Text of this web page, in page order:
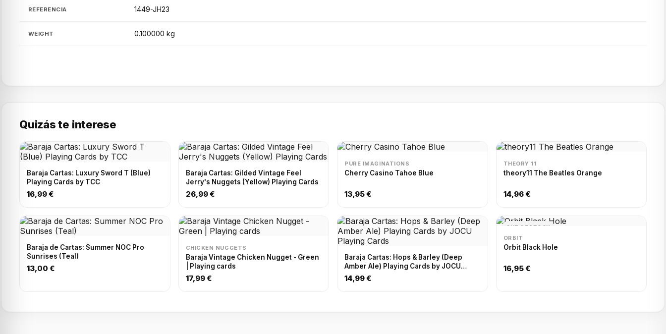
REFERENCIA 1449-JH23
WEIGHT 0.100000 kg
Quizás te interese
Baraja Cartas: Luxury Sword T (Blue)
Playing Cards by TCC
16,99 €
Baraja Cartas: Gilded Vintage Feel
Jerry's Nuggets (Yellow) Playing Cards
26,99 €
PURE IMAGINATIONS
Cherry Casino Tahoe Blue
13,95 €
THEORY 11
theory11 The Beatles Orange
14,96 €
Baraja de Cartas: Summer NOC Pro
Sunrises (Teal)
13,00 €
CHICKEN NUGGETS
Baraja Vintage Chicken Nugget - Green
| Playing cards
17,99 €
Baraja Cartas: Hops & Barley (Deep
Amber Ale) Playing Cards by JOCU
Playing Cards
14,99 €
OUT OF STOCK
ORBIT
Orbit Black Hole
16,95 €